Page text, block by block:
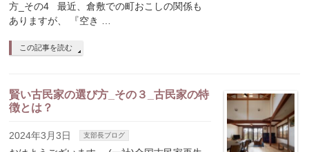
方_その4 最近、倉敷での町おこしの関係も
ありますが、 『空き …
この記事を読む
賢い古民家の選び方_その３_古民家の特
徴とは？
2024年3月3日 支部長ブログ